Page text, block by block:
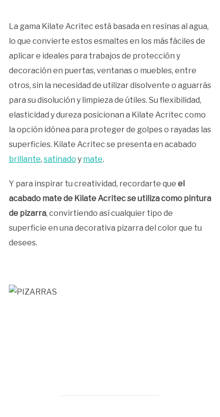
La gama Kilate Acritec está basada en resinas al agua,
lo que convierte estos esmaltes en los más fáciles de
aplicar e ideales para trabajos de protección y
decoración en puertas, ventanas o muebles, entre
otros, sin la necesidad de utilizar disolvente o aguarrás
para su disolución y limpieza de útiles. Su flexibilidad,
elasticidad y dureza posicionan a Kilate Acritec como
la opción idónea para proteger de golpes o rayadas las
superficies. Kilate Acritec se presenta en acabado
brillante, satinado y mate.
Y para inspirar tu creatividad, recordarte que el
acabado mate de Kilate Acritec se utiliza como pintura
de pizarra, convirtiendo así cualquier tipo de
superficie en una decorativa pizarra del color que tu
desees.